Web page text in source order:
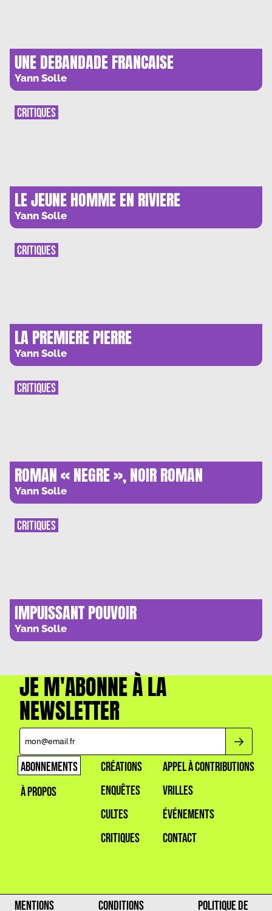
UNE DEBANDADE FRANCAISE
Yann Solle
LE JEUNE HOMME EN RIVIERE
Yann Solle
CRITIQUES
LA PREMIERE PIERRE
Yann Solle
CRITIQUES
ROMAN « NEGRE », NOIR ROMAN
Yann Solle
CRITIQUES
IMPUISSANT POUVOIR
Yann Solle
CRITIQUES
JE M'ABONNE À LA
NEWSLETTER
ABONNEMENTS
À PROPOS
CRÉATIONS
ENQUÊTES
CULTES
CRITIQUES
APPEL À CONTRIBUTIONS
VRILLES
ÉVÉNEMENTS
CONTACT
MENTIONS
CONDITIONS
POLITIQUE DE